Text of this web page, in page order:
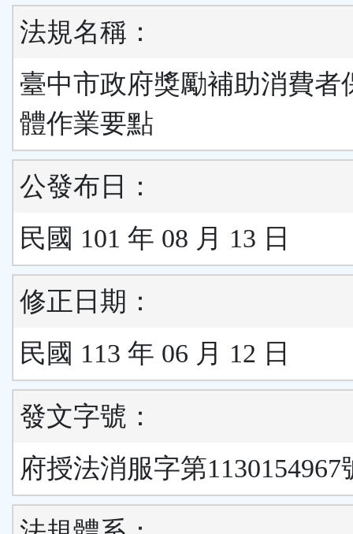
法規名稱：
臺中市政府獎勵補助消費者
體作業要點
公發布日：
民國 101 年 08 月 13 日
修正日期：
民國 113 年 06 月 12 日
發文字號：
府授法消服字第1130154967